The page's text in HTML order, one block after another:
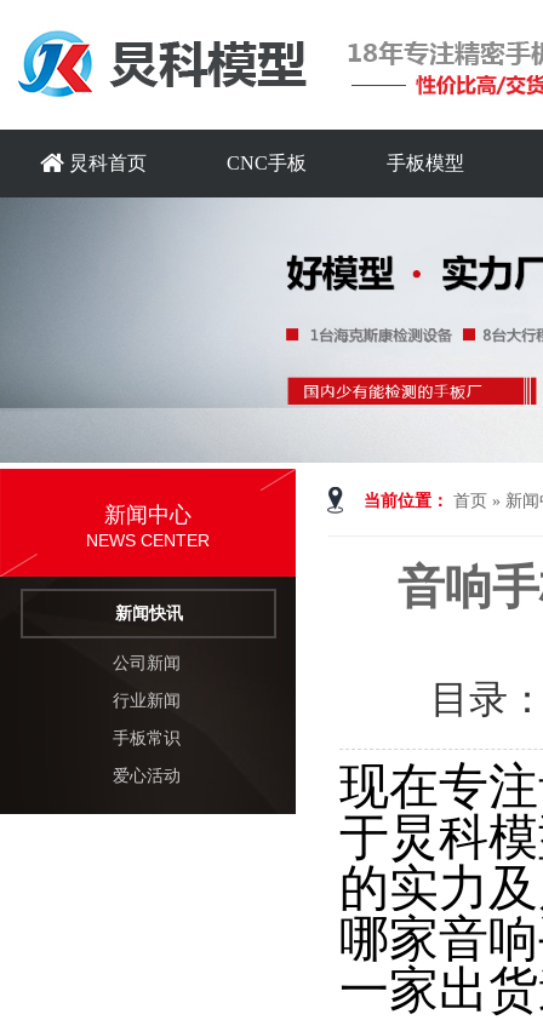
炅科首页 CNC手板 手板模型
当前位置： 首页 » 新
音响
目录
现在专
于炅科
的实力
哪家音
一家出
新闻中心
NEWS CENTER
新闻快讯
公司新闻
行业新闻
手板常识
爱心活动